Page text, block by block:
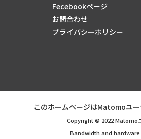
Fecebookページ
お問合わせ
プライバシーポリシー
このホームページはMatomoユ
Copyright © 2022 Matomo
Bandwidth and hardware